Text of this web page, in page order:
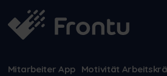
Mitarbeiter App Motivität